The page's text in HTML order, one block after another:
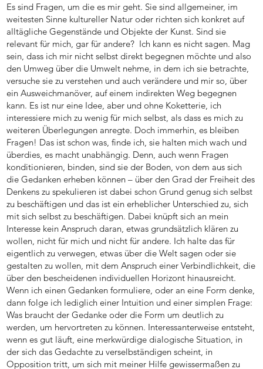
Es sind Fragen, um die es mir geht. Sie sind allgemeiner, im
weitesten Sinne kultureller Natur oder richten sich konkret auf
alltägliche Gegenstände und Objekte der Kunst. Sind sie
relevant für mich, gar für andere? Ich kann es nicht sagen. Mag
sein, dass ich mir nicht selbst direkt begegnen möchte und also
den Umweg über die Umwelt nehme, in dem ich sie betrachte,
versuche sie zu verstehen und auch verändere und mir so, über
ein Ausweichmanöver, auf einem indirekten Weg begegnen
kann. Es ist nur eine Idee, aber und ohne Koketterie, ich
interessiere mich zu wenig für mich selbst, als dass es mich zu
weiteren Überlegungen anregte. Doch immerhin, es bleiben
Fragen! Das ist schon was, finde ich, sie halten mich wach und
überdies, es macht unabhängig. Denn, auch wenn Fragen
konditionieren, binden, sind sie der Boden, von dem aus sich
die Gedanken erheben können – über den Grad der Freiheit des
Denkens zu spekulieren ist dabei schon Grund genug sich selbst
zu beschäftigen und das ist ein erheblicher Unterschied zu, sich
mit sich selbst zu beschäftigen. Dabei knüpft sich an mein
Interesse kein Anspruch daran, etwas grundsätzlich klären zu
wollen, nicht für mich und nicht für andere. Ich halte das für
eigentlich zu verwegen, etwas über die Welt sagen oder sie
gestalten zu wollen, mit dem Anspruch einer Verbindlichkeit, die
über den bescheidenen individuellen Horizont hinausreicht.
Wenn ich einen Gedanken formuliere, oder an eine Form denke,
dann folge ich lediglich einer Intuition und einer simplen Frage:
Was braucht der Gedanke oder die Form um deutlich zu
werden, um hervortreten zu können. Interessanterweise entsteht,
wenn es gut läuft, eine merkwürdige dialogische Situation, in
der sich das Gedachte zu verselbständigen scheint, in
Opposition tritt, um sich mit meiner Hilfe gewissermaßen zu